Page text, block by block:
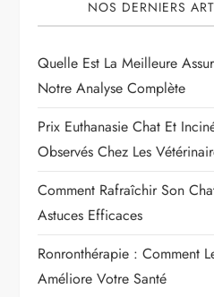
NOS DERNIERS
Quelle Est La Meilleure
Notre Analyse Complète
Prix Euthanasie Chat Et
Observés Chez Les
Comment Rafraîchir Son
Astuces Efficaces
Ronronthérapie : Comment
Améliore Votre Santé